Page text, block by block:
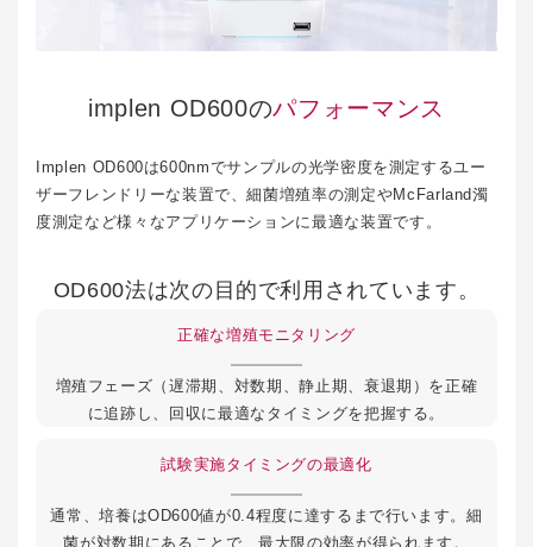
implen OD600のパフォーマンス
Implen OD600は600nmでサンプルの光学密度を測定するユー
ザーフレンドリーな装置で、細菌増殖率の測定やMcFarland濁
度測定など様々なアプリケーションに最適な装置です。
OD600法は次の目的で利用されています。
正確な増殖モニタリング
増殖フェーズ（遅滞期、対数期、静止期、衰退期）を正確
に追跡し、回収に最適なタイミングを把握する。
試験実施タイミングの最適化
通常、培養はOD600値が0.4程度に達するまで行います。細
菌が対数期にあることで、最大限の効率が得られます。